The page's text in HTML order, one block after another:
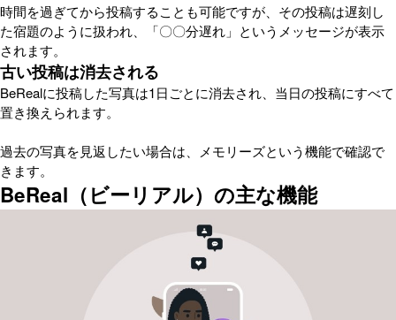
時間を過ぎてから投稿することも可能ですが、その投稿は遅刻し
た宿題のように扱われ、「〇〇分遅れ」というメッセージが表示
されます。
古い投稿は消去される
BeRealに投稿した写真は1日ごとに消去され、当日の投稿にすべて
置き換えられます。
過去の写真を見返したい場合は、メモリーズという機能で確認で
きます。
BeReal（ビーリアル）の主な機能